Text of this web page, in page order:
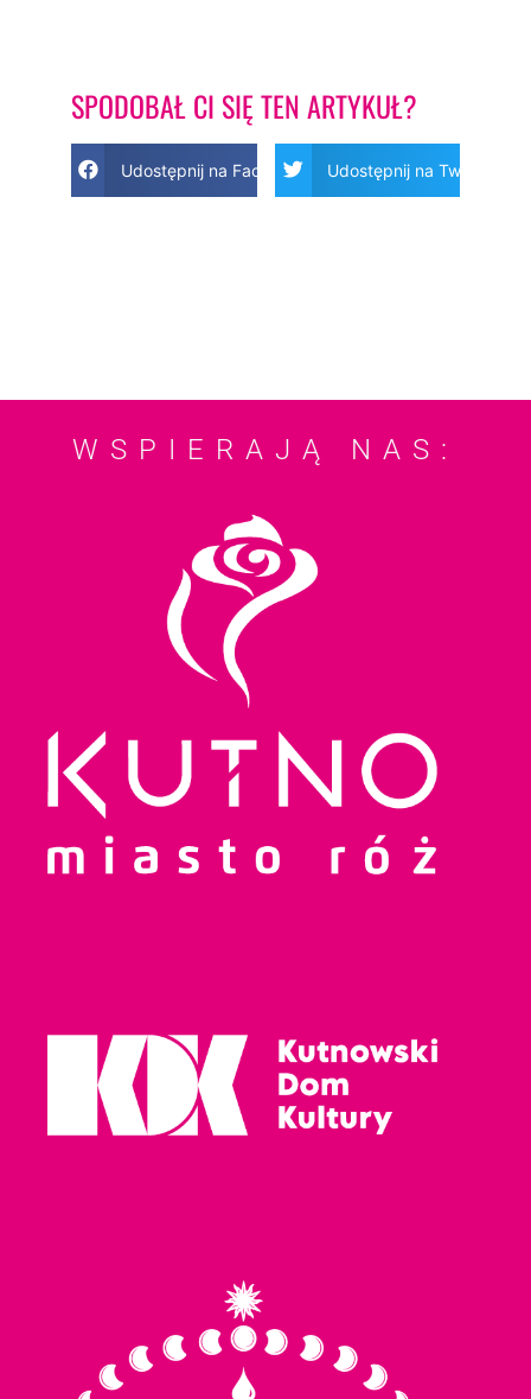
SPODOBAŁ CI SIĘ TEN ARTYKUŁ?
Udostępnij na Facebook Udostępnij na Twitter
WSPIERAJĄ NAS: